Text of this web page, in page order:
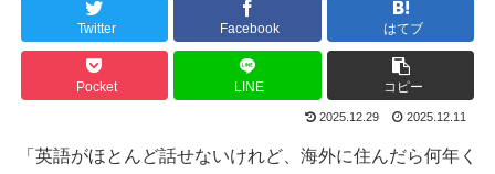
Twitter Facebook はてブ
Pocket LINE コピー
2025.12.29 2025.12.11
「英語がほとんど話せないけれど、海外に住んだら何年く